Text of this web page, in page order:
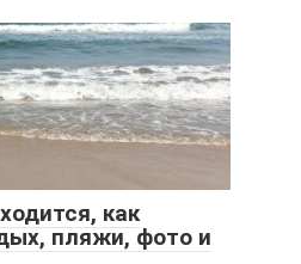
как
пляжи, фото и